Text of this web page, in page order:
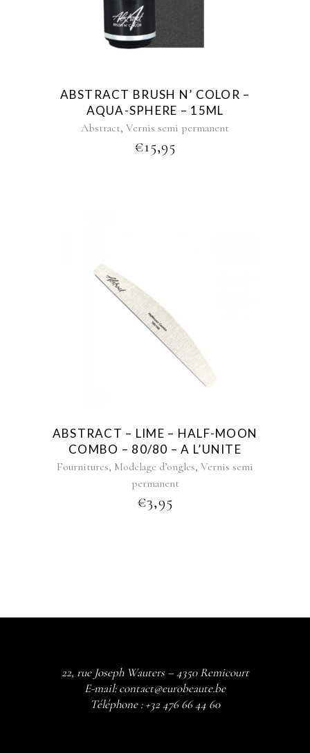
ABSTRACT BRUSH N’ COLOR –
AQUA-SPHERE – 15ML
Abstract, Vernis semi permanent
€15,95
ABSTRACT – LIME – HALF-MOON
COMBO – 80/80 – A L’UNITE
Fournitures, Modelage d’ongles, Vernis semi
permanent
€3,95
22, rue Joseph Wauters – 4350 Remicourt
E-mail:contact@eurobeaute.be
Téléphone :+32 476 66 44 60